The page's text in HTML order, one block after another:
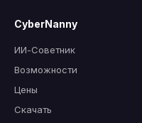
CyberNanny
ИИ-Советник
Возможности
Цены
Скачать